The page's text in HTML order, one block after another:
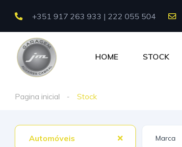
+351 917 263 933 | 222 055 504
HOME STOCK
Pagina inicial Stock
Automóveis